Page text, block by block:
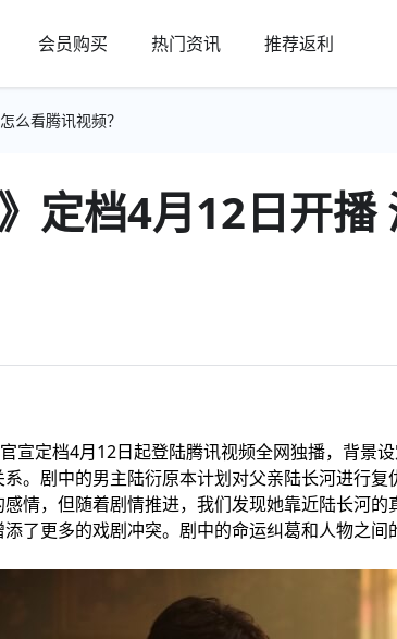
会员购买 热门资讯 推荐返利
么看腾讯视频？
定档4月12日开播
定档4月12日起登陆腾讯视频全网独播，背景
。剧中的男主陆衍原本计划对父亲陆长河进行
情，但随着剧情推进，我们发现她靠近陆长河
了更多的戏剧冲突。剧中的命运纠葛和人物之间